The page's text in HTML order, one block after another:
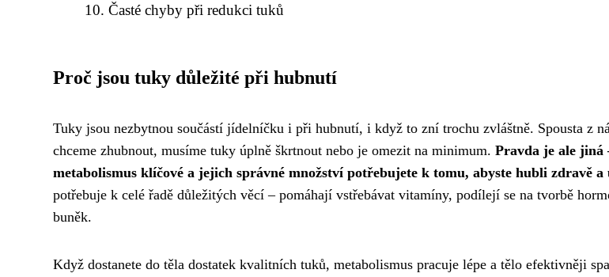
Časté chyby při redukci tuků
Proč jsou tuky důležité při hubnutí
Tuky jsou nezbytnou součástí jídelníčku i při hubnutí, i když to zní trochu zvláštně. Spousta z
chceme zhubnout, musíme tuky úplně škrtnout nebo je omezit na minimum. Pravda je ale
metabolismus klíčové a jejich správné množství potřebujete k tomu, abyste hubli zdravě a
potřebuje k celé řadě důležitých věcí – pomáhají vstřebávat vitamíny, podílejí se na tvorbě
buněk.
Když dostanete do těla dostatek kvalitních tuků, metabolismus pracuje lépe a tělo efektivněji